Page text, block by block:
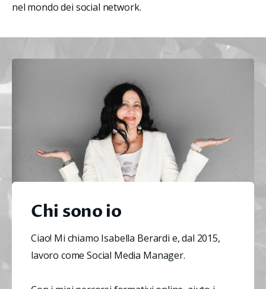
nel mondo dei social network.
Chi sono io
Ciao! Mi chiamo Isabella Berardi e, dal 2015,
lavoro come Social Media Manager.